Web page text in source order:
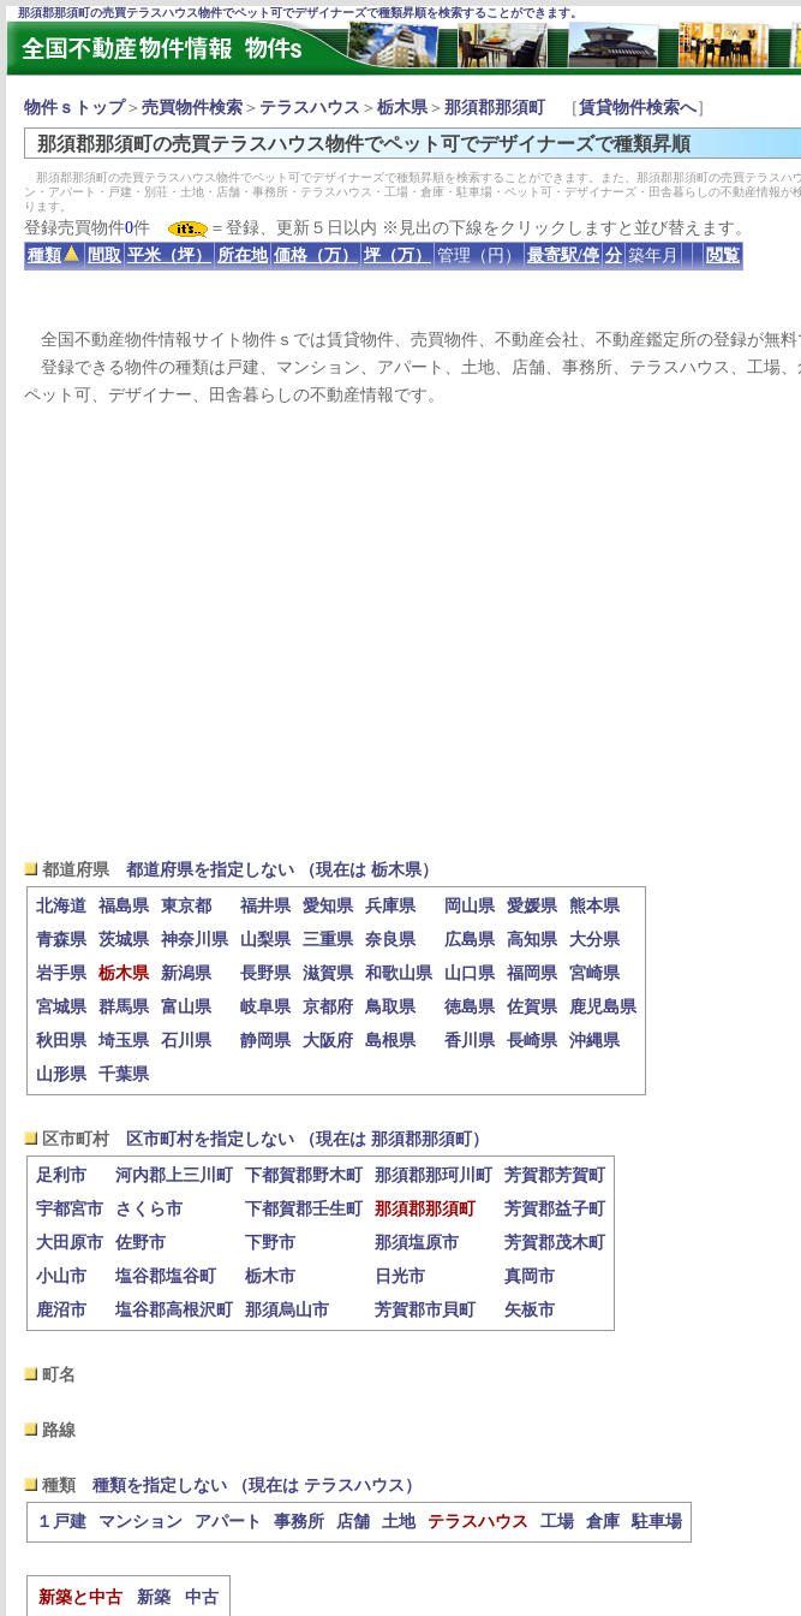
那須郡那須町の売買テラスハウス物件でペット可でデザイナーズで種類昇順を検索することができます。
物件ｓトップ＞ 売買物件検索 ＞ テラスハウス ＞ 栃木県＞ 那須郡那須町 ［賃貸物件検索へ］
那須郡那須町の売買テラスハウス物件でペット可でデザイナーズで種類昇順
那須郡那須町の売買テラスハウス物件でペット可でデザイナーズで種類昇順を検索することができます。また、那須郡那須町の売買テラス
ン・アパート・戸建・別荘・土地・店舗・事務所・テラスハウス・工場・倉庫・駐車場・ペット可・デザイナーズ・田舎暮らしの不動産情報
ります。
登録売買物件0件
＝登録、更新５日以内 ※見出の下線をクリックしますと並び替えます。
種類
間取 平米（坪） 所在地 価格（万） 坪（万） 管理（円） 最寄駅/停 分 築年月 閲覧
全国不動産物件情報サイト物件ｓでは賃貸物件、売買物件、不動産会社、不動産鑑定所の登録が無料
登録できる物件の種類は戸建、マンション、アパート、土地、店舗、事務所、テラスハウス、工場、
ペット可、デザイナー、田舎暮らしの不動産情報です。
都道府県
都道府県を指定しない （現在は 栃木県）
北海道
福島県 東京都 福井県 愛知県 兵庫県 岡山県 愛媛県
熊本県
青森県
茨城県 神奈川県 山梨県 三重県 奈良県 広島県 高知県
大分県
岩手県
栃木県 新潟県 長野県 滋賀県 和歌山県 山口県 福岡県
宮崎県
宮城県
群馬県 富山県 岐阜県 京都府 鳥取県 徳島県 佐賀県
鹿児島県
秋田県
埼玉県 石川県 静岡県 大阪府 島根県 香川県 長崎県
沖縄県
山形県
千葉県
区市町村
区市町村を指定しない （現在は 那須郡那須町）
足利市
河内郡上三川町 下都賀郡野木町 那須郡那珂川町
芳賀郡芳賀町
宇都宮市
さくら市 下都賀郡壬生町 那須郡那須町
芳賀郡益子町
大田原市
佐野市 下野市 那須塩原市
芳賀郡茂木町
小山市
塩谷郡塩谷町 栃木市 日光市
真岡市
鹿沼市
塩谷郡高根沢町 那須烏山市 芳賀郡市貝町 矢板市
町名
路線
種類
種類を指定しない （現在は テラスハウス）
１戸建
マンション アパート 事務所 店舗 土地 テラスハウス 工場 倉庫 駐車場
新築と中古 新築 中古